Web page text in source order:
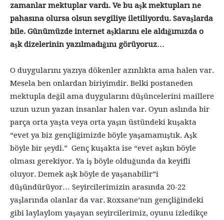
zamanlar mektuplar vardı. Ve bu aşk mektupları ne
pahasına olursa olsun sevgiliye iletiliyordu. Savaşlarda
bile. Günümüzde internet aşklarını ele aldığımızda o
aşk dizelerinin yazılmadığını görüyoruz…
O duygularını yazıya dökenler azınlıkta ama halen var.
Mesela ben onlardan biriyimdir. Belki postaneden
mektupla değil ama duygularını düşüncelerini maillere
uzun uzun yazan insanlar halen var. Oyun aslında bir
parça orta yaşta veya orta yaşın üstündeki kuşakta
“evet ya biz gençliğimizde böyle yaşamamıştık. Aşk
böyle bir şeydi.” Genç kuşakta ise “evet aşkın böyle
olması gerekiyor. Ya iş böyle olduğunda da keyifli
oluyor. Demek aşk böyle de yaşanabilir”i
düşündürüyor… Seyircilerimizin arasında 20-22
yaşlarında olanlar da var. Roxsane’nın gençliğindeki
gibi laylaylom yaşayan seyircilerimiz, oyunu izledikçe